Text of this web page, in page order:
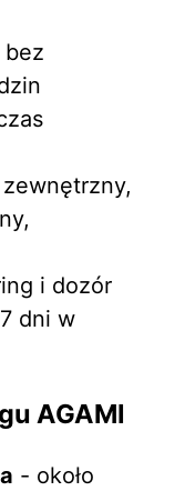
bez
i dozór
dni w
AGAMI
- około